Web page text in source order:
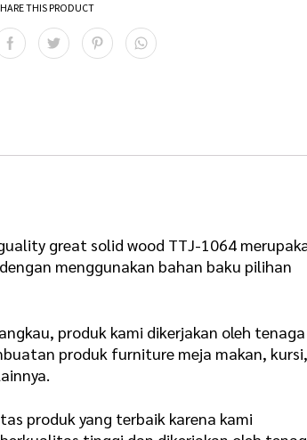
3
0
0
0
0
.
THIS PRODUCT
great solid wood TTJ-1064
menggunakan bahan baku pilihan
produk kami dikerjakan oleh tenaga
produk furniture meja makan,
produk yang terbaik karena kami